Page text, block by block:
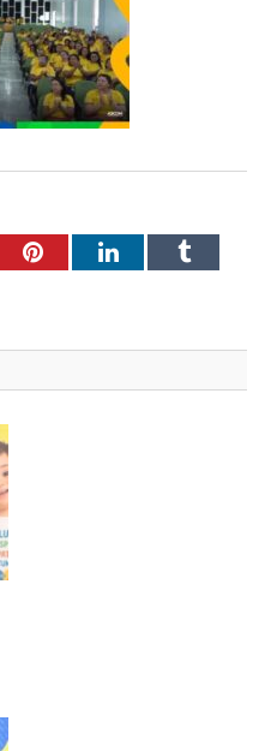
PinterestLinkedInTumblr